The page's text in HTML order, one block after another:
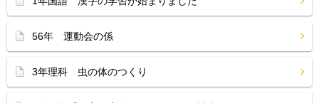
56年 運動会の係
3年理科 虫の体のつくり